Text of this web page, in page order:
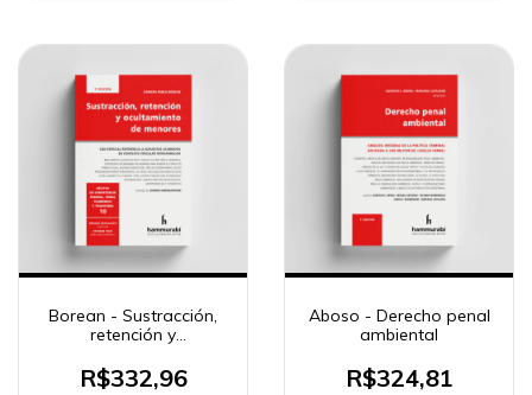
Borean - Sustracción,
retención y
menores
R$332,96
Aboso - Derecho penal
ambiental
R$324,81